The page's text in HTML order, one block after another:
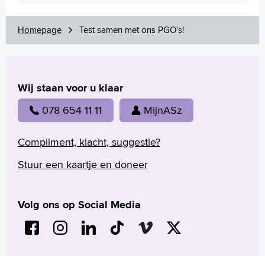
Homepage Test samen met ons PGO's!
Wij staan voor u klaar
078 654 11 11 MijnASz
Compliment, klacht, suggestie?
Stuur een kaartje en doneer
Volg ons op Social Media